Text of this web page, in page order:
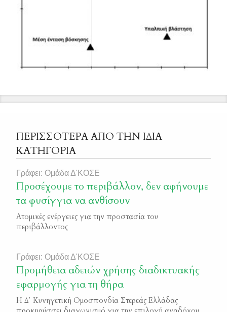
ΠΕΡΙΣΣΟΤΕΡΑ ΑΠΟ ΤΗΝ ΙΔΙΑ
ΚΑΤΗΓΟΡΙΑ
Γράφει: Ομάδα Δ'ΚΟΣΕ
Προσέχουμε το περιβάλλον, δεν αφήνουμε
τα φυσίγγια να ανθίσουν
Ατομικές ενέργειες για την προστασία του
περιβάλλοντος
Γράφει: Ομάδα Δ'ΚΟΣΕ
Προμήθεια αδειών χρήσης διαδικτυακής
εφαρμογής για τη θήρα
Η Δ΄ Κυνηγετική Ομοσπονδία Στερεάς Ελλάδας